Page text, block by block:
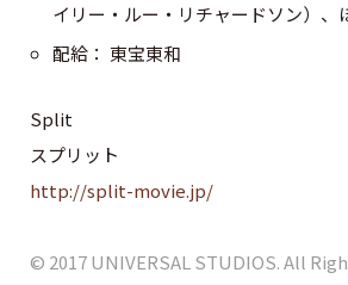
イリー・ルー・リチャードソン）、
配給： 東宝東和
Split
スプリット
http://split-movie.jp/
© 2017 UNIVERSAL STUDIOS. All